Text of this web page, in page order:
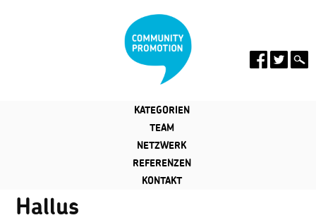
KATEGORIEN
TEAM
NETZWERK
REFERENZEN
KONTAKT
Hallus